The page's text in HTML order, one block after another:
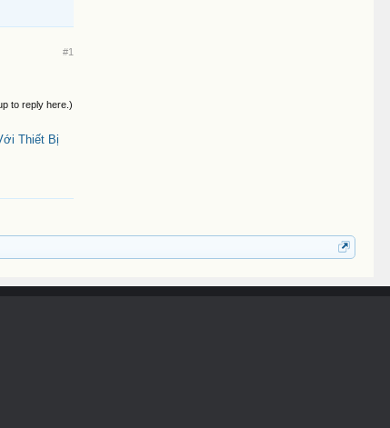
#1
to reply here.)
Thiết Bị